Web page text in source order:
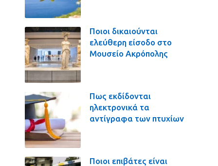
Ποιοι δικαιούνται
ελεύθερη είσοδο στο
Μουσείο Ακρόπολης
Πως εκδίδονται
ηλεκτρονικά τα
αντίγραφα των πτυχίων
Ποιοι επιβάτες είναι